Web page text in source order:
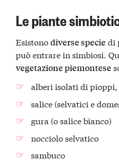
Le piante
Esistonodiverse specie di
può entrare in simbiosi.
vegetazione piemontese
alberi isolati di pioppi,
salice (selvatici e
gura (o salice bianco)
nocciolo selvatico
sambuco